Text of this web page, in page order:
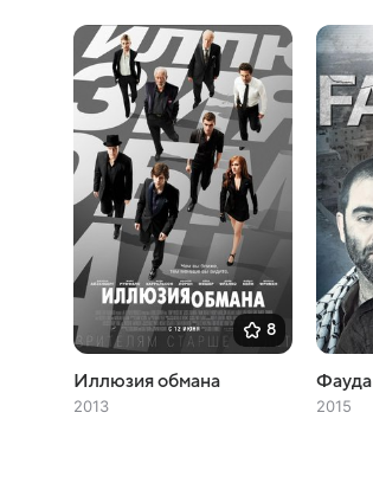
8
Иллюзия обмана
2013
Фауда
2015